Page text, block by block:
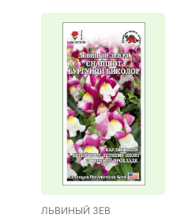
ЛЬВИНЫЙ ЗЕВ